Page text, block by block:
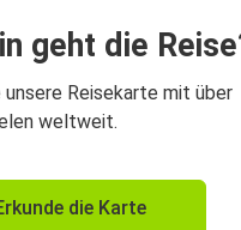
geht die
unsere Reisekarte mit über
weltweit.
die Karte